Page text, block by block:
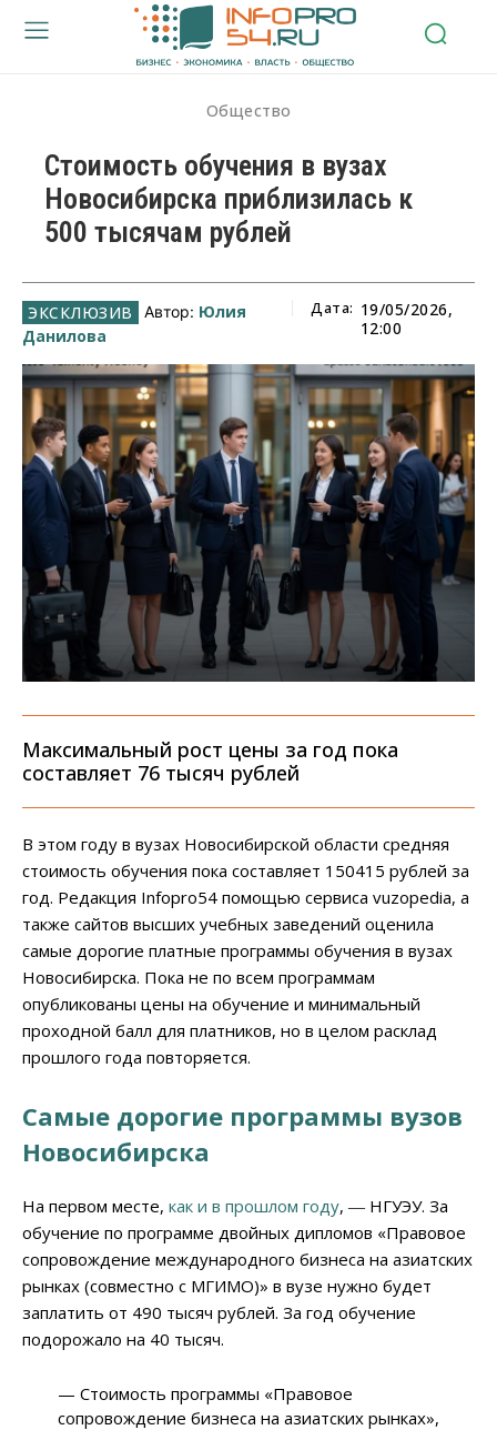
Общество
Стоимость обучения в вузах
Новосибирска приблизилась к
500 тысячам рублей
Автор: Юлия
Данилова
Дата: 19/05/2026,
12:00
Максимальный рост цены за год пока
составляет 76 тысяч рублей
В этом году в вузах Новосибирской области средняя
стоимость обучения пока составляет 150415 рублей за
год. Редакция Infopro54 помощью сервиса vuzopedia, а
также сайтов высших учебных заведений оценила
самые дорогие платные программы обучения в вузах
Новосибирска. Пока не по всем программам
опубликованы цены на обучение и минимальный
проходной балл для платников, но в целом расклад
прошлого года повторяется.
Самые дорогие программы вузов
Новосибирска
На первом месте, как и в прошлом году, ― НГУЭУ. За
обучение по программе двойных дипломов «Правовое
сопровождение международного бизнеса на азиатских
рынках (совместно с МГИМО)» в вузе нужно будет
заплатить от 490 тысяч рублей. За год обучение
подорожало на 40 тысяч.
— Стоимость программы «Правовое
сопровождение бизнеса на азиатских рынках»,